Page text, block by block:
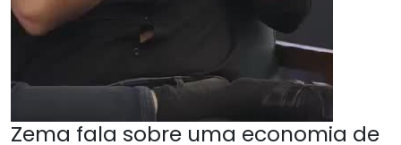
Zema fala sobre uma economia de